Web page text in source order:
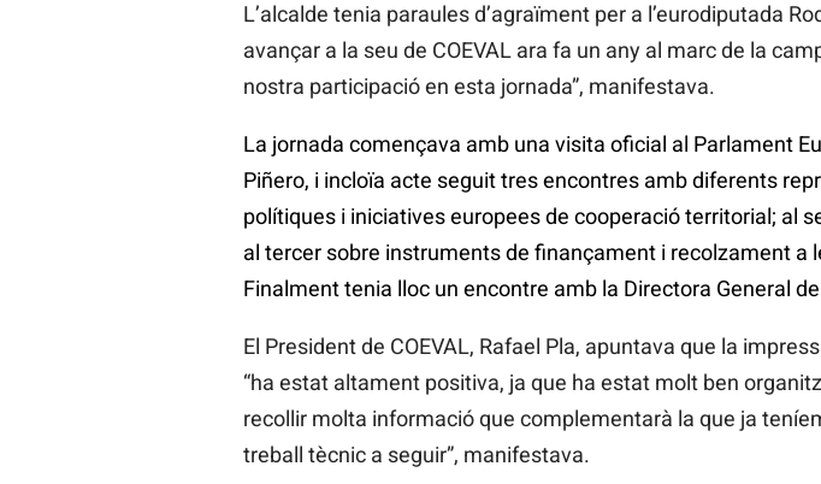
L’alcalde tenia paraules d’agraïment per a l’eurodiputada
avançar a la seu de COEVAL ara fa un any al marc de la
nostra participació en esta jornada”, manifestava.
La jornada començava amb una visita oficial al Parlament
Piñero, i incloïa acte seguit tres encontres amb diferents
polítiques i iniciatives europees de cooperació territorial; al
al tercer sobre instruments de finançament i recolzament
Finalment tenia lloc un encontre amb la Directora General
El President de COEVAL, Rafael Pla, apuntava que la
“ha estat altament positiva, ja que ha estat molt ben
recollir molta informació que complementarà la que ja
treball tècnic a seguir”, manifestava.